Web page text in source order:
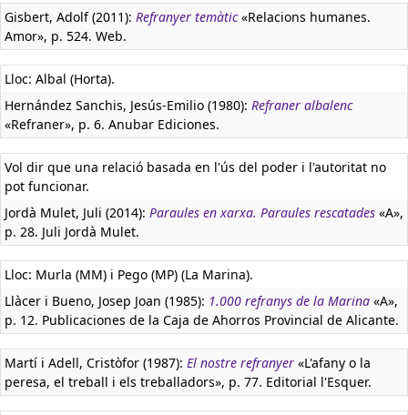
Gisbert, Adolf (2011): Refranyer temàtic«Relacions humanes.
Amor», p. 524. Web.
Lloc: Albal (Horta).
Hernández Sanchis, Jesús-Emilio (1980): Refraner albalenc
«Refraner», p. 6. Anubar Ediciones.
Vol dir que una relació basada en l'ús del poder i l'autoritat no
pot funcionar.
Jordà Mulet, Juli (2014): Paraules en xarxa. Paraules rescatades «A»,
p. 28. Juli Jordà Mulet.
Lloc: Murla (MM) i Pego (MP) (La Marina).
Llàcer i Bueno, Josep Joan (1985): 1.000 refranys de la Marina «A»,
p. 12. Publicaciones de la Caja de Ahorros Provincial de Alicante.
Martí i Adell, Cristòfor (1987): El nostre refranyer «L'afany o la
peresa, el treball i els treballadors», p. 77. Editorial l'Esquer.